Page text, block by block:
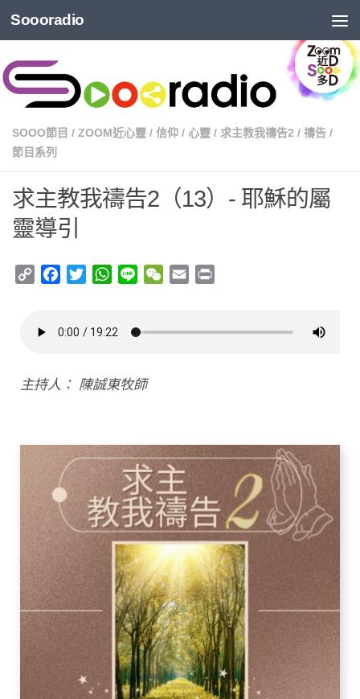
Soooradio
SOOO節目 / ZOOM近心靈 / 信仰 / 心靈 / 求主教我禱告2 / 禱告 /
節目系列
求主教我禱告2（13）- 耶穌的屬
靈導引
Copy
Facebook
TwitterWhatsApp
Line WeChat
Email
主持人： 陳誠東牧師